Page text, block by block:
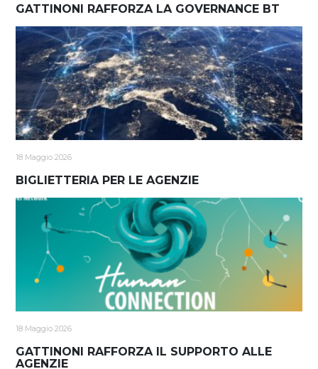
GATTINONI RAFFORZA LA GOVERNANCE BT
18 Maggio 2026
BIGLIETTERIA PER LE AGENZIE
18 Maggio 2026
GATTINONI RAFFORZA IL SUPPORTO ALLE
AGENZIE